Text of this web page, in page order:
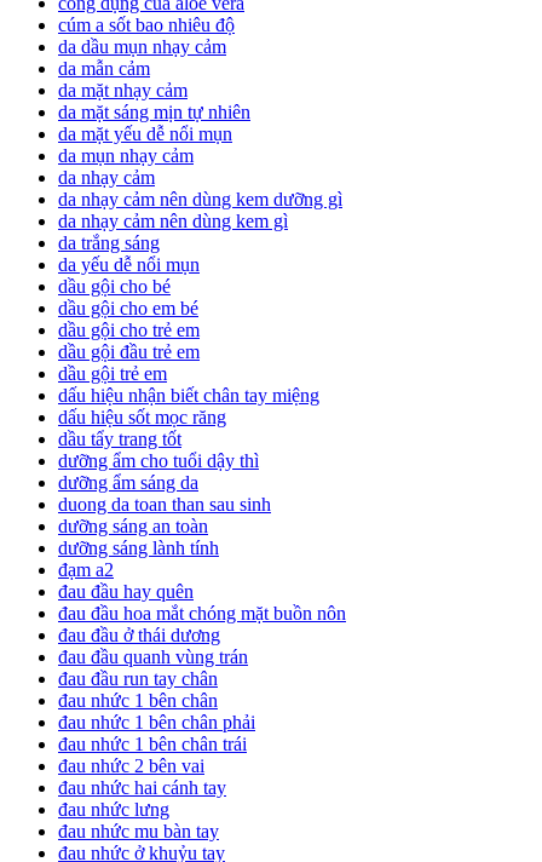
cúm a sốt bao nhiêu độ
da dầu mụn nhạy cảm
da mẫn cảm
da mặt nhạy cảm
da mặt sáng mịn tự nhiên
da mặt yếu dễ nổi mụn
da mụn nhạy cảm
da nhạy cảm
da nhạy cảm nên dùng kem dưỡng gì
da nhạy cảm nên dùng kem gì
da trắng sáng
da yếu dễ nổi mụn
dầu gội cho bé
dầu gội cho em bé
dầu gội cho trẻ em
dầu gội đầu trẻ em
dầu gội trẻ em
dấu hiệu nhận biết chân tay miệng
dấu hiệu sốt mọc răng
dầu tẩy trang tốt
dưỡng ẩm cho tuổi dậy thì
dưỡng ẩm sáng da
duong da toan than sau sinh
dưỡng sáng an toàn
dưỡng sáng lành tính
đạm a2
đau đầu hay quên
đau đầu hoa mắt chóng mặt buồn nôn
đau đầu ở thái dương
đau đầu quanh vùng trán
đau đầu run tay chân
đau nhức 1 bên chân
đau nhức 1 bên chân phải
đau nhức 1 bên chân trái
đau nhức 2 bên vai
đau nhức hai cánh tay
đau nhức lưng
đau nhức mu bàn tay
đau nhức ở khuỷu tay